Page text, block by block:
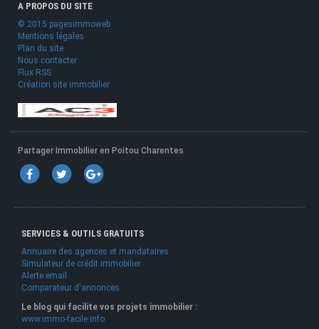
A PROPOS DU SITE
© 2015 pagesimmoweb
Mentions légales
Plan du site
Nous contacter
Flux RSS
Création site immobilier
Partager Immobilier en Poitou Charentes
SERVICES & OUTILS GRATUITS
Annuaire des agences et mandataires
Simulateur de crédit immobilier
Alerte email
Comparateur d'annonces
Le blog qui facilite vos projets immobilier :
www.immo-facile.info